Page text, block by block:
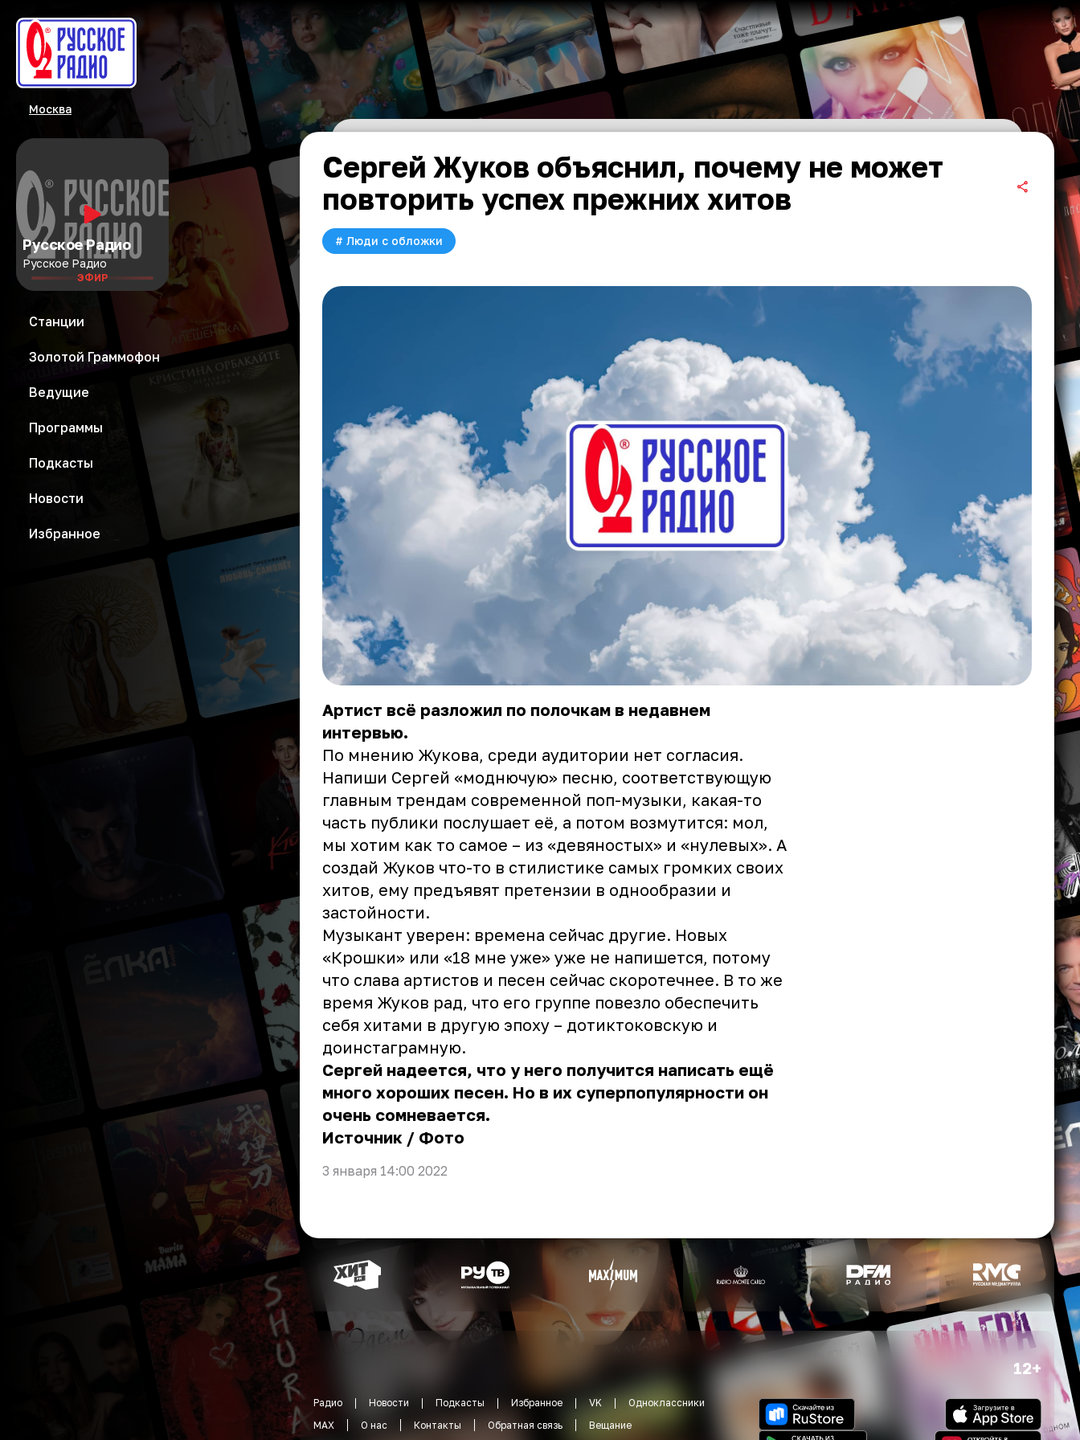
Москва
Русское Радио
Русское Радио
ЭФИР
Станции
Золотой Граммофон
Ведущие
Программы
Подкасты
Новости
Избранное
Сергей Жуков объяснил, почему не может
повторить успех прежних хитов
# Люди с обложки
Артист всё разложил по полочкам в недавнем
интервью.
По мнению Жукова, среди аудитории нет согласия.
Напиши Сергей «моднючую» песню, соответствующую
главным трендам современной поп-музыки, какая-то
часть публики послушает её, а потом возмутится: мол,
мы хотим как то самое – из «девяностых» и «нулевых». А
создай Жуков что-то в стилистике самых громких своих
хитов, ему предъявят претензии в однообразии и
застойности.
Музыкант уверен: времена сейчас другие. Новых
«Крошки» или «18 мне уже» уже не напишется, потому
что слава артистов и песен сейчас скоротечнее. В то же
время Жуков рад, что его группе повезло обеспечить
себя хитами в другую эпоху – дотиктоковскую и
доинстаграмную.
Сергей надеется, что у него получится написать ещё
много хороших песен. Но в их суперпопулярности он
очень сомневается.
Источник / Фото
3 января 14:00 2022
12+
Радио Новости Подкасты Избранное VK
Одноклассники
MAX
О нас Контакты Обратная связь Вещание